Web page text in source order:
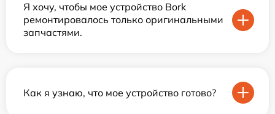
Я хочу, чтобы мое устройство Bork
ремонтировалось только оригинальными
запчастями.
Как я узнаю, что мое устройство готово?